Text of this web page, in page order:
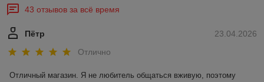
43 отзывов за всё время
23.04.2026
Пётр
Отлично
Отличный магазин. Я не любитель общаться вживую, поэтому